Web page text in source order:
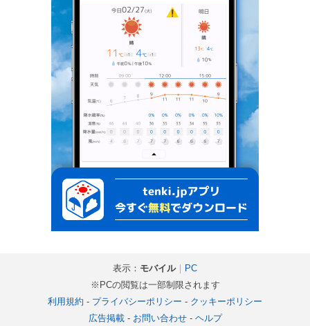
表示： モバイル｜ PC
※PCの閲覧は一部制限されます
利用規約 - プライバシーポリシー - クッキーポリシー
広告掲載- お問い合わせ- ヘルプ